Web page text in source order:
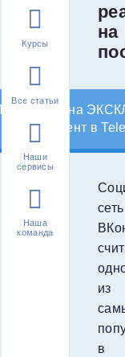
Курсы
Все статьи
Наши
сервисы
Наша
команда
на
на
контент в
сеть
из
в